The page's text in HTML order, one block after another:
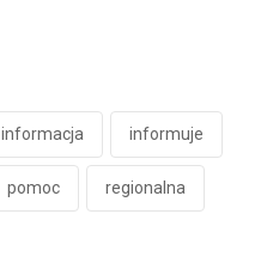
informacja informuje
pomoc regionalna